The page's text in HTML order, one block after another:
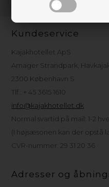
Kundeservice
Kajakhotellet ApS
Amager Strandpark,
2300 København S
Tlf.: + 45 3615 1610
info@kajakhotellet.dk
Normal svartid på mail: 1-2
(I højsæsonen kan der opstå
CVR-nummer: 29 31 20 36
Adresser og